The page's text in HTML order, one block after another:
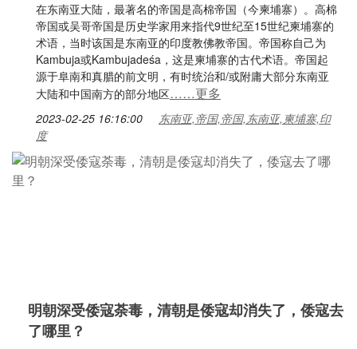
在东南亚大陆，最著名的帝国是高棉帝国（今柬埔寨）。高棉
帝国或吴哥帝国是历史学家用来指代9世纪至15世纪柬埔寨的
术语，当时该国是东南亚的印度教佛教帝国。帝国称自己为
Kambuja或Kambujadeśa，这是柬埔寨的古代术语。帝国起
源于阜南和真腊的前文明，有时统治和/或附庸大部分东南亚
大陆和中国南方的部分地区……更多
2023-02-25 16:16:00
东南亚,帝国,帝国,东南亚,柬埔寨,印
度
明朝深受倭寇荼毒，清朝是倭寇却消失了，倭寇去
了哪里？